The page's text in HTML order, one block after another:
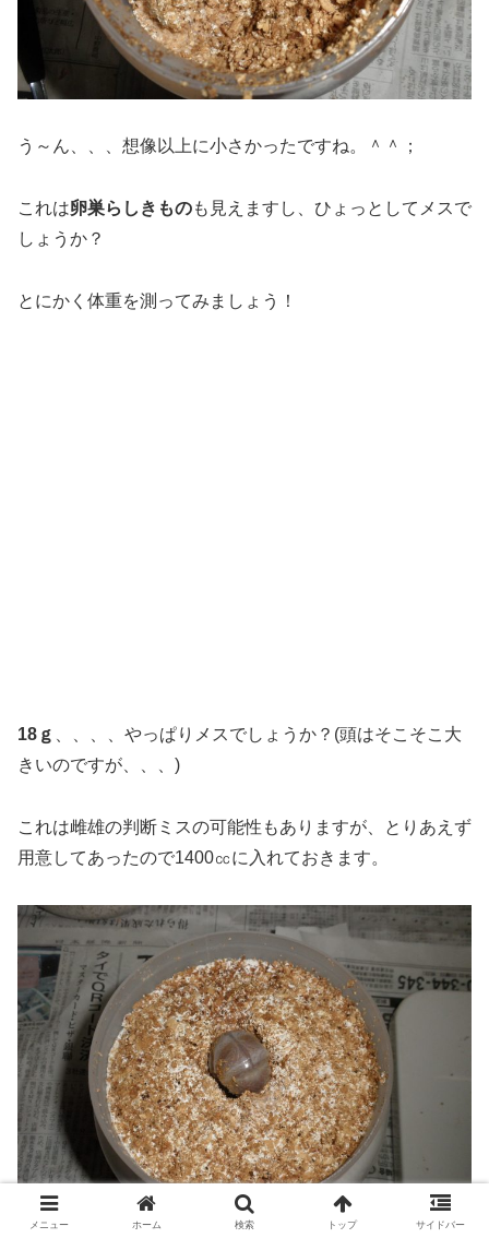
う～ん、、、想像以上に小さかったですね。＾＾；
これは卵巣らしきものも見えますし、ひょっとしてメスで
しょうか？
とにかく体重を測ってみましょう！
18ｇ
、、、、やっぱりメスでしょうか？(頭はそこそこ大
きいのですが、、、)
これは雌雄の判断ミスの可能性もありますが、とりあえず
用意してあったので1400㏄に入れておきます。
メニュー ホーム 検索 トップ サイドバー